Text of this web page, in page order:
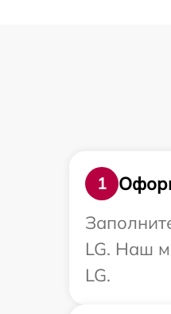
1
LG. Наш
LG.